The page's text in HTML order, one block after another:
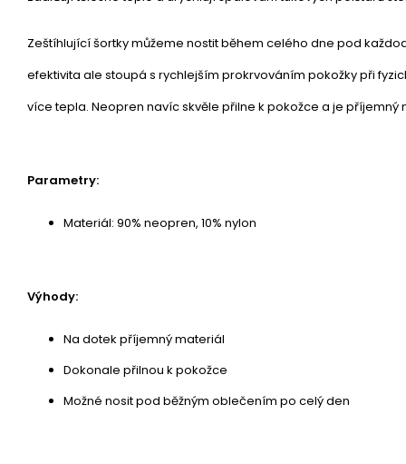
Zeštíhlující šortky můžeme nostit během celého dne pod
efektivita ale stoupá s rychlejším prokrvováním pokožky při
více tepla. Neopren navíc skvěle přilne k pokožce a je příjemný
Parametry:
Materiál: 90% neopren, 10% nylon
Výhody:
Na dotek příjemný materiál
Dokonale přilnou k pokožce
Možné nosit pod běžným oblečením po celý den